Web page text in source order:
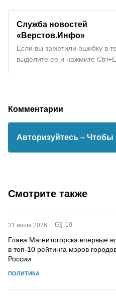
Служба новостей
«Верстов.Инфо»
Если вы заметили ошибку в
выделите ее и нажмите
Комментарии
Авторизуйтесь – Чтобы
Смотрите также
31 июля 2026 10
Глава Магнитогорска впервые
в топ-10 рейтинга мэров
России
ПОЛИТИКА